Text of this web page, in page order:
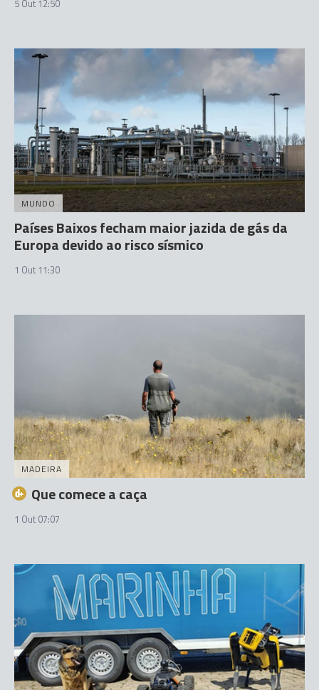
5 Out 12:50
MUNDO
Países Baixos fecham maior jazida de gás da
Europa devido ao risco sísmico
1 Out 11:30
MADEIRA
Que comece a caça
1 Out 07:07